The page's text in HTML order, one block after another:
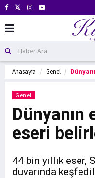
Anasayfa Genel
Genel
Dünyanın
eseri
44 bin yıllık eser,
duvarında